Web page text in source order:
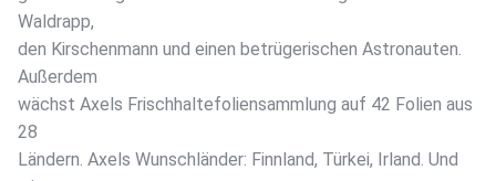
Waldrapp,
den Kirschenmann und einen betrügerischen Astronauten.
Außerdem
wächst Axels Frischhaltefoliensammlung auf 42 Folien aus
28
Ländern. Axels Wunschländer: Finnland, Türkei, Irland. Und